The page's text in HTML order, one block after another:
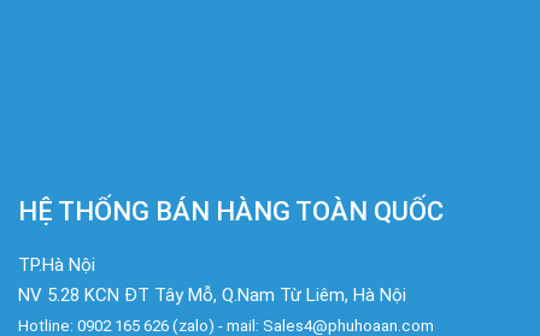
HỆ THỐNG BÁN HÀNG TOÀN QUỐC
TP.Hà Nội
NV 5.28 KCN ĐT Tây Mỗ, Q.Nam Từ Liêm, Hà Nội
Hotline: 0902 165 626 (zalo) - mail: Sales4@phuhoaan.com